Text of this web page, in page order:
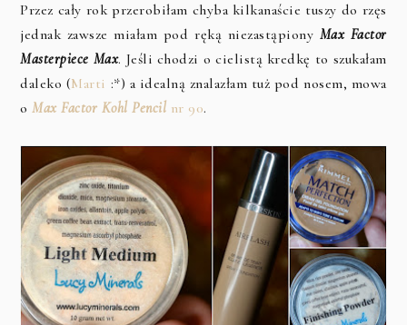
Przez cały rok przerobiłam chyba kilkanaście tuszy do rzęs
jednak zawsze miałam pod ręką niezastąpiony Max Factor
Masterpiece Max. Jeśli chodzi o cielistą kredkę to szukałam
daleko (Marti :*) a idealną znalazłam tuż pod nosem, mowa
oMax Factor Kohl Pencil nr 90.